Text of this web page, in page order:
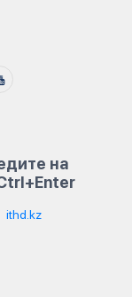
на
ithd.kz